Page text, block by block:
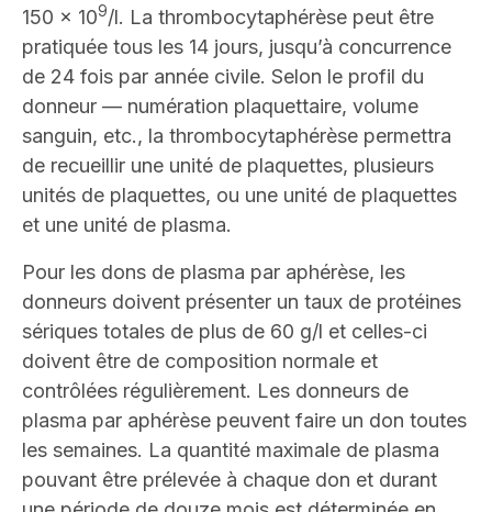
150 x 109/l. La thrombocytaphérèse peut être
pratiquée tous les 14 jours, jusqu’à concurrence
de 24 fois par année civile. Selon le profil du
donneur — numération plaquettaire, volume
sanguin, etc., la thrombocytaphérèse permettra
de recueillir une unité de plaquettes, plusieurs
unités de plaquettes, ou une unité de plaquettes
et une unité de plasma.
Pour les dons de plasma par aphérèse, les
donneurs doivent présenter un taux de protéines
sériques totales de plus de 60 g/l et celles-ci
doivent être de composition normale et
contrôlées régulièrement. Les donneurs de
plasma par aphérèse peuvent faire un don toutes
les semaines. La quantité maximale de plasma
pouvant être prélevée à chaque don et durant